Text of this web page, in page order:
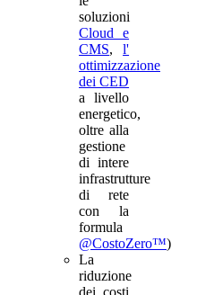
soluzioni
Cloud e
CMS,l'
ottimizzazione
dei CED
a livello
energetico,
oltre alla
gestione
di intere
infrastrutture
di rete
con la
formula
@CostoZero™)
La
riduzione
dei costi